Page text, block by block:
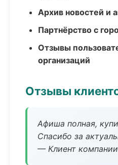
Архив новостей и
Партнёрство с
Отзывы
организаций
Отзывы
Афиша полная,
Спасибо за
— Клиент компании